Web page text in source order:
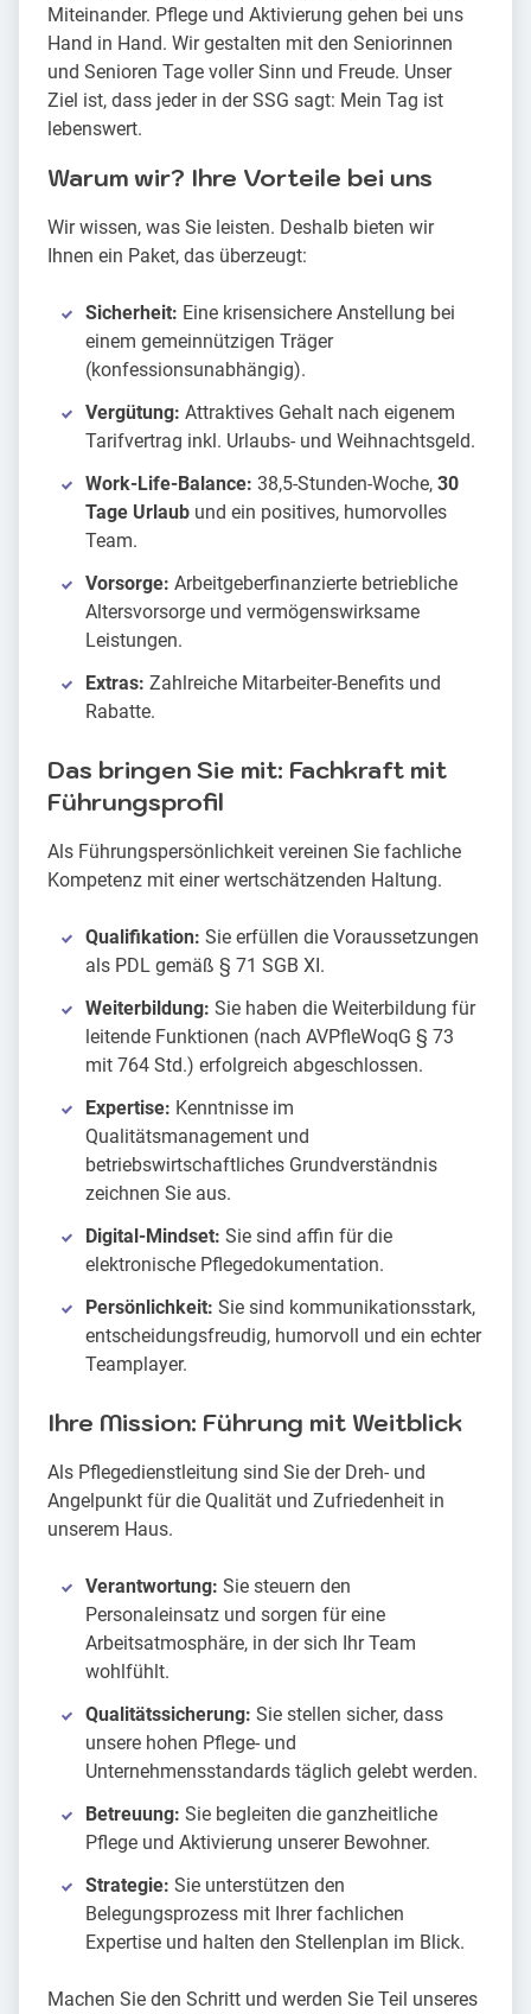
Miteinander. Pflege und Aktivierung gehen bei uns
Hand in Hand. Wir gestalten mit den Seniorinnen
und Senioren Tage voller Sinn und Freude. Unser
Ziel ist, dass jeder in der SSG sagt: Mein Tag ist
lebenswert.
Warum wir? Ihre Vorteile bei uns
Wir wissen, was Sie leisten. Deshalb bieten wir
Ihnen ein Paket, das überzeugt:
Sicherheit: Eine krisensichere Anstellung bei
einem gemeinnützigen Träger
(konfessionsunabhängig).
Vergütung: Attraktives Gehalt nach eigenem
Tarifvertrag inkl. Urlaubs- und Weihnachtsgeld.
Work-Life-Balance: 38,5-Stunden-Woche, 30
Tage Urlaub und ein positives, humorvolles
Team.
Vorsorge: Arbeitgeberfinanzierte betriebliche
Altersvorsorge und vermögenswirksame
Leistungen.
Extras: Zahlreiche Mitarbeiter-Benefits und
Rabatte.
Das bringen Sie mit: Fachkraft mit
Führungsprofil
Als Führungspersönlichkeit vereinen Sie fachliche
Kompetenz mit einer wertschätzenden Haltung.
Qualifikation: Sie erfüllen die Voraussetzungen
als PDL gemäß § 71 SGB XI.
Weiterbildung: Sie haben die Weiterbildung für
leitende Funktionen (nach AVPfleWoqG § 73
mit 764 Std.) erfolgreich abgeschlossen.
Expertise: Kenntnisse im
Qualitätsmanagement und
betriebswirtschaftliches Grundverständnis
zeichnen Sie aus.
Digital-Mindset: Sie sind affin für die
elektronische Pflegedokumentation.
Persönlichkeit: Sie sind kommunikationsstark,
entscheidungsfreudig, humorvoll und ein echter
Teamplayer.
Ihre Mission: Führung mit Weitblick
Als Pflegedienstleitung sind Sie der Dreh- und
Angelpunkt für die Qualität und Zufriedenheit in
unserem Haus.
Verantwortung: Sie steuern den
Personaleinsatz und sorgen für eine
Arbeitsatmosphäre, in der sich Ihr Team
wohlfühlt.
Qualitätssicherung: Sie stellen sicher, dass
unsere hohen Pflege- und
Unternehmensstandards täglich gelebt werden.
Betreuung: Sie begleiten die ganzheitliche
Pflege und Aktivierung unserer Bewohner.
Strategie: Sie unterstützen den
Belegungsprozess mit Ihrer fachlichen
Expertise und halten den Stellenplan im Blick.
Machen Sie den Schritt und werden Sie Teil unseres